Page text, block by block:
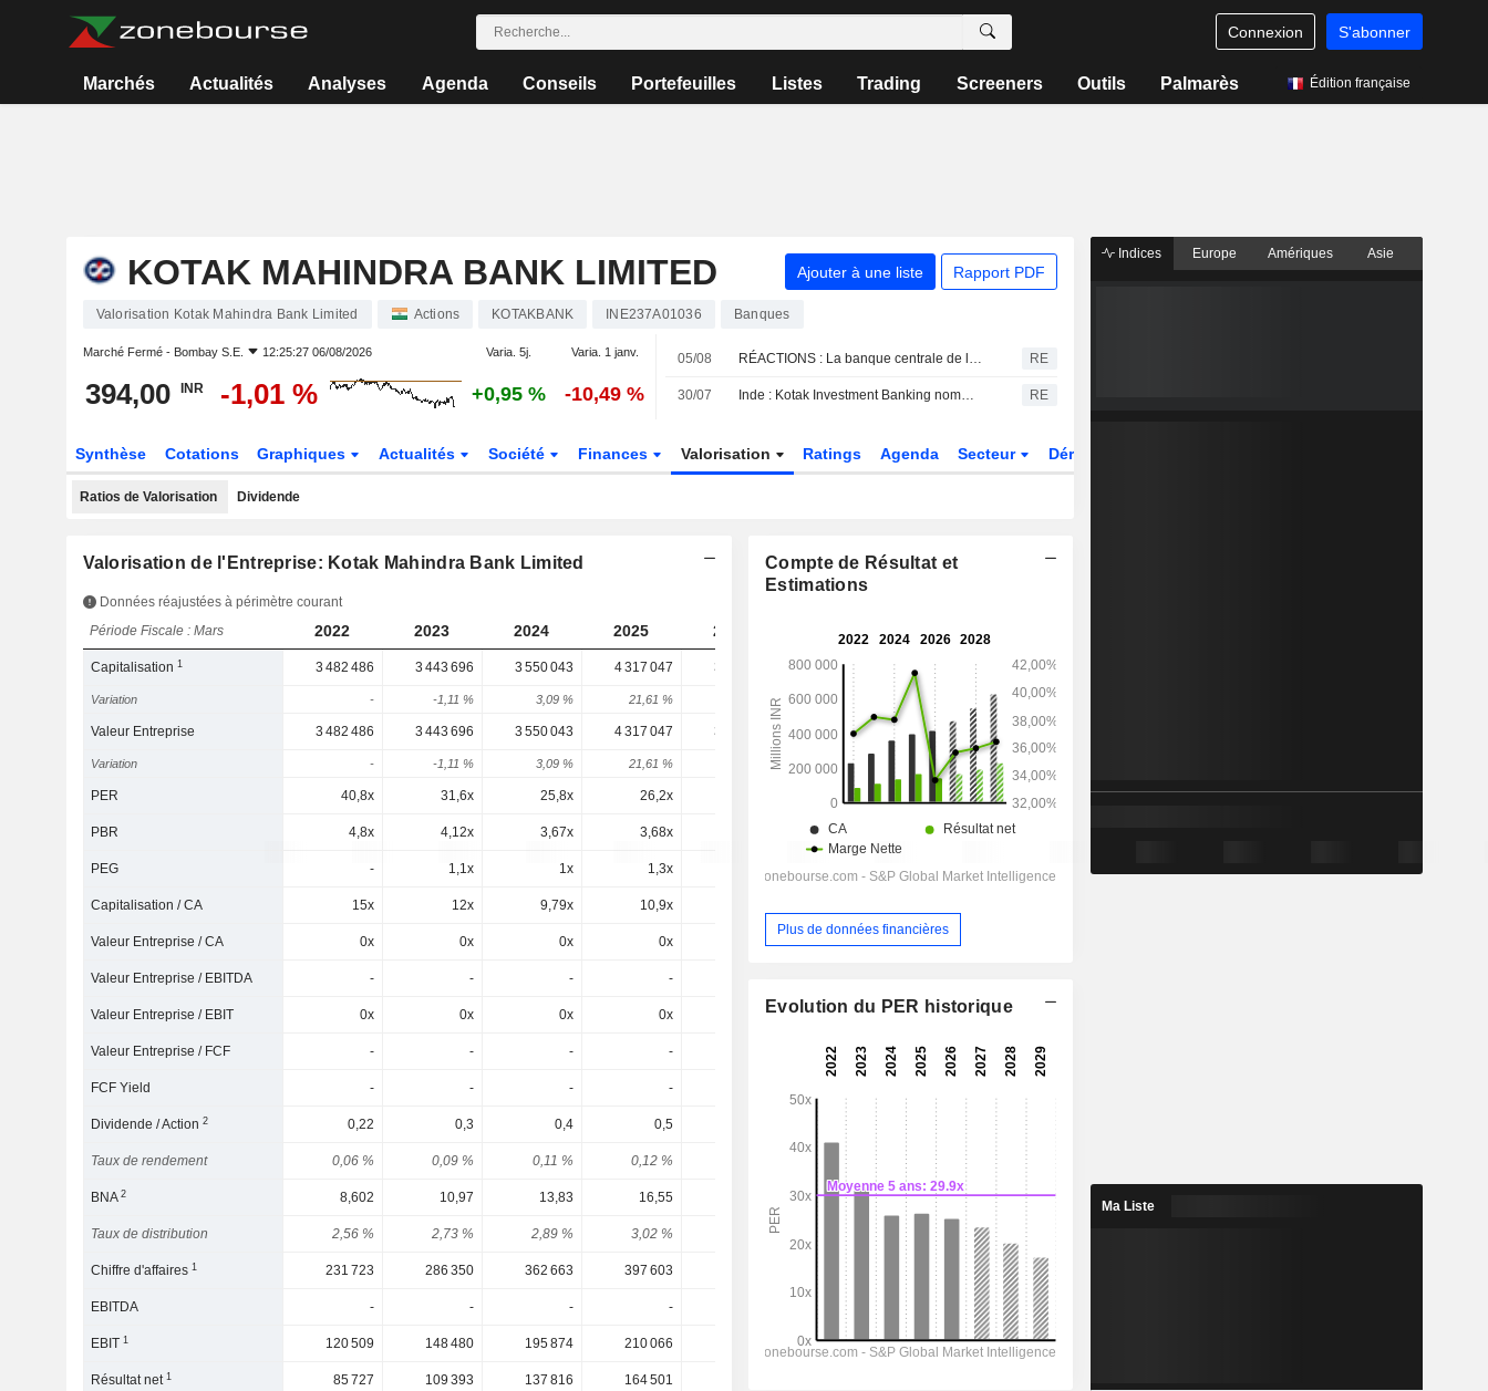
Connexion S'abonner
Marchés Actualités Analyses Agenda Conseils Portefeuilles Listes Trading Screeners Outils Palmarès Édition française
KOTAK MAHINDRA BANK LIMITED Ajouter à une liste Rapport PDF
Valorisation Kotak Mahindra Bank Limited Actions KOTAKBANK INE237A01036 Banques
Marché Fermé - Bombay S.E. 12:25:27 06/08/2026 Varia. 5j. Varia. 1 janv.
394,00 INR -1,01 % +0,95 % -10,49 %
05/08 RÉACTIONS : La banque centrale de l'Inde maintient ses taux comme prévu RE
30/07 Inde : Kotak Investment Banking nomme deux co-directeurs généraux RE
Synthèse Cotations Graphiques Actualités Société Finances Valorisation Ratings Agenda Secteur Dérivés
Ratios de Valorisation Dividende
Valorisation de l'Entreprise: Kotak Mahindra Bank Limited
Données réajustées à périmètre courant
Période Fiscale : Mars
2022 2023 2024 2025 2026 2027 2028
Capitalisation1 3 482 486 3 443 696 3 550 043 4 317 047 3 513 091 3 919 264
Variation - -1,11 % 3,09 % 21,61 % -18,62 % 11,56 %
Valeur Entreprise 3 482 486 3 443 696 3 550 043 4 317 047 3 513 091 3 919 264 3 919 264 3 919 264
Variation - -1,11 % 3,09 % 21,61 % -18,62 % 11,56 % 0 %
PER 40,8x 31,6x 25,8x 26,2x 20,1x 17,2x
PBR 4,8x 4,12x 3,67x 3,68x 2,61x 2,32x
PEG - 1,1x 1x 1,3x 1,2x 1,3x
Capitalisation / CA 15x 12x 9,79x 10,9x
Valeur Entreprise / CA 0x 0x 0x 0x 0x 8,3x 7,21x
Valeur Entreprise / EBITDA - - - -
Valeur Entreprise / EBIT 0x 0x 0x 0x 0x 15,3x 13,1x
Valeur Entreprise / FCF - - - -
FCF Yield - - - -
Dividende / Action2 0,22 0,3 0,4 0,5 0,6953 0,8
Taux de rendement 0,06 % 0,09 % 0,11 % 0,12 % 0,18 % 0,2 %
BNA2 8,602 10,97 13,83 16,55 16,94 19,6 22,85
Taux de distribution 2,56 % 2,73 % 2,89 % 3,02 % 4,61 % 4,11 % 4,08 %
Chiffre d'affaires1 231 723 286 350 362 663 397 603 472 145 543 215 626 509
EBITDA - - - -
EBIT1 120 509 148 480 195 874 210 066 256 474 299 828 351 150
Résultat net1 85 727 109 393 137 816 164 501
Compte de Résultat et
Estimations
Plus de données financières
Evolution du PER historique
Indices Europe Amériques Asie
Ma Liste